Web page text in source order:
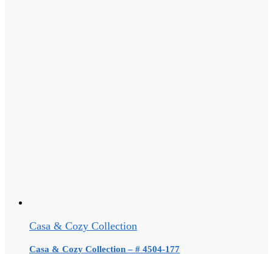
Casa & Cozy Collection
Casa & Cozy Collection – # 4504-177